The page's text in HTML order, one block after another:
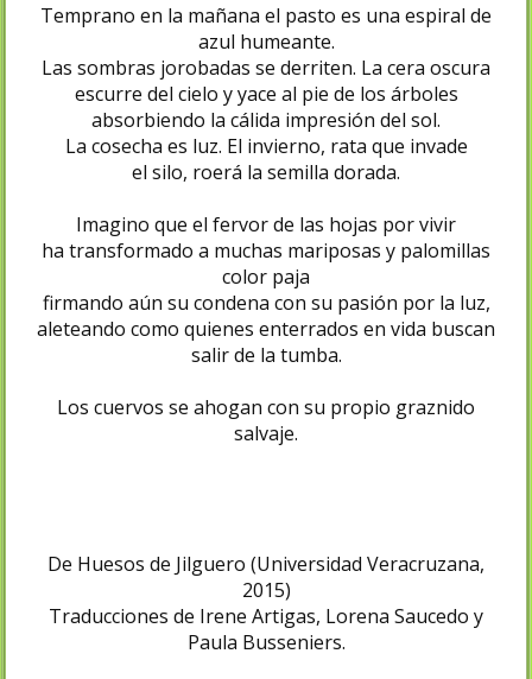
Temprano en la mañana el pasto es una espiral de
azul humeante.
Las sombras jorobadas se derriten. La cera oscura
escurre del cielo y yace al pie de los árboles
absorbiendo la cálida impresión del sol.
La cosecha es luz. El invierno, rata que invade
el silo, roerá la semilla dorada.
Imagino que el fervor de las hojas por vivir
ha transformado a muchas mariposas y palomillas
color paja
firmando aún su condena con su pasión por la luz,
aleteando como quienes enterrados en vida buscan
salir de la tumba.
Los cuervos se ahogan con su propio graznido
salvaje.
De Huesos de Jilguero (Universidad Veracruzana,
2015)
Traducciones de Irene Artigas, Lorena Saucedo y
Paula Busseniers.